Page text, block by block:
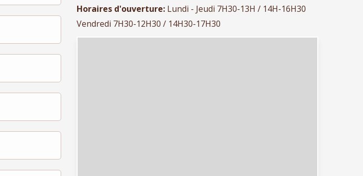
Horaires d'ouverture: Lundi - Jeudi 7H30-13H / 14H-16H30
Vendredi 7H30-12H30 / 14H30-17H30